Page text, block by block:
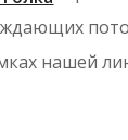
нашей